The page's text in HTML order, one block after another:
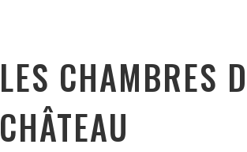
LES CHAMBRES
CHÂTEAU